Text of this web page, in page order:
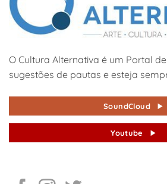
O Cultura Alternativa é um Portal
sugestões de pautas e esteja
SoundCloud
Youtube